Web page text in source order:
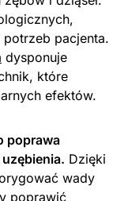
pacjenta.
dysponuje
które
efektów.
poprawa
Dzięki
wady
poprawić